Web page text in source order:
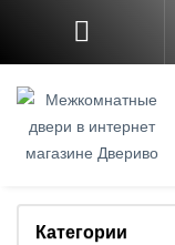
Категории